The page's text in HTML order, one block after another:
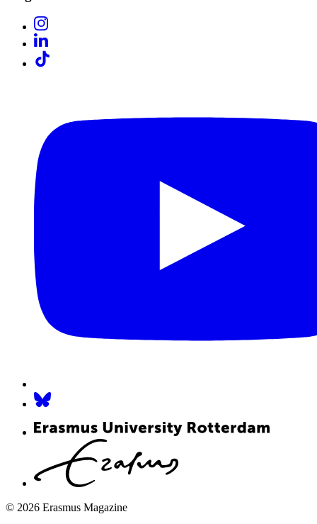
© 2026 Erasmus Magazine